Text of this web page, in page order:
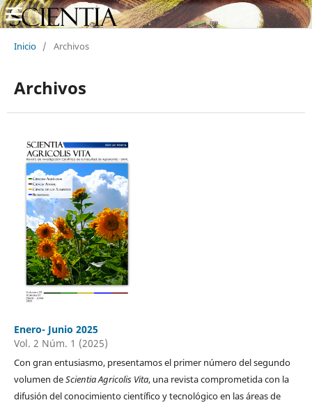
Inicio / Archivos
Archivos
Enero- Junio 2025
Vol. 2 Núm. 1 (2025)
Con gran entusiasmo, presentamos el primer número del segundo
volumen deScientia Agricolis Vita, una revista comprometida con la
difusión del conocimiento científico y tecnológico en las áreas de